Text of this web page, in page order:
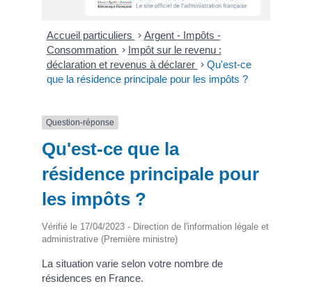
Accueil particuliers > Argent - Impôts -
Consommation > Impôt sur le revenu :
déclaration et revenus à déclarer > Qu'est-ce
que la résidence principale pour les impôts ?
Question-réponse
Qu'est-ce que la
résidence principale pour
les impôts ?
Vérifié le 17/04/2023 - Direction de l'information légale et
administrative (Première ministre)
La situation varie selon votre nombre de
résidences en France.